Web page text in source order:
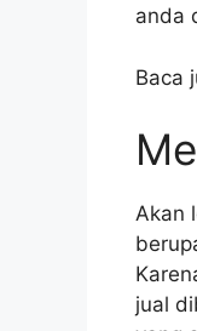
anda
Baca
Akan
jual